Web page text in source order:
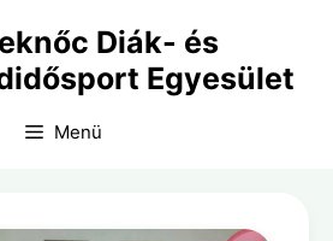
Diák- és
Egyesület
Menü